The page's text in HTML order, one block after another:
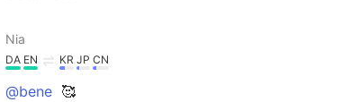
Nia
DA EN KR JP CN
@bene 🥰